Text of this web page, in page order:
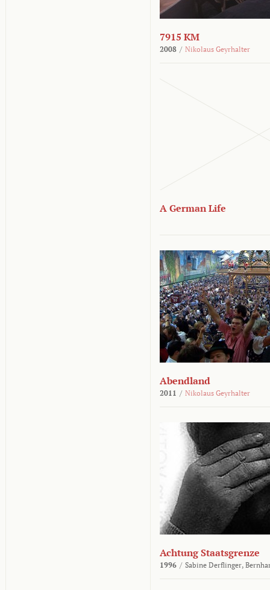
7915 KM
2008 / Nikolaus Geyrhalter
A German Life
Abendland
2011 / Nikolaus Geyrhalter
Achtung Staatsgrenze
1996 / Sabine Derflinger,